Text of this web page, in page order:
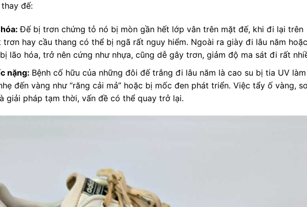
đế:
Đế bị trơn chứng tỏ nó bị mòn gần hết lớp vân trên mặt đế, khi đi lại trên
trơn hay cầu thang có thể bị ngã rất nguy hiểm. Ngoài ra giày đi lâu năm hoặc
lão hóa, trở nên cứng như nhựa, cũng dễ gây trơn, giảm độ ma sát đi rất
nặng: Bệnh cố hữu của những đôi đế trắng đi lâu năm là cao su bị tia UV làm
đến vàng như “răng cải mả” hoặc bị mốc đen phát triển. Việc tẩy ố vàng,
giải pháp tạm thời, vấn đề có thể quay trở lại.